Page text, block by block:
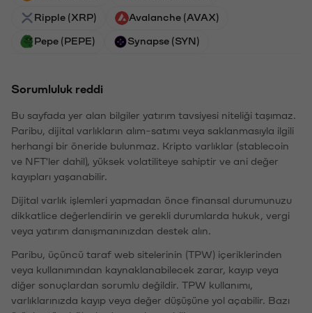
Ripple (XRP) Avalanche (AVAX)
Pepe (PEPE) Synapse (SYN)
Sorumluluk reddi
Bu sayfada yer alan bilgiler yatırım tavsiyesi niteliği taşımaz.
Paribu, dijital varlıkların alım-satımı veya saklanmasıyla ilgili
herhangi bir öneride bulunmaz. Kripto varlıklar (stablecoin
ve NFT'ler dahil), yüksek volatiliteye sahiptir ve ani değer
kayıpları yaşanabilir.
Dijital varlık işlemleri yapmadan önce finansal durumunuzu
dikkatlice değerlendirin ve gerekli durumlarda hukuk, vergi
veya yatırım danışmanınızdan destek alın.
Paribu, üçüncü taraf web sitelerinin (TPW) içeriklerinden
veya kullanımından kaynaklanabilecek zarar, kayıp veya
diğer sonuçlardan sorumlu değildir. TPW kullanımı,
varlıklarınızda kayıp veya değer düşüşüne yol açabilir. Bazı